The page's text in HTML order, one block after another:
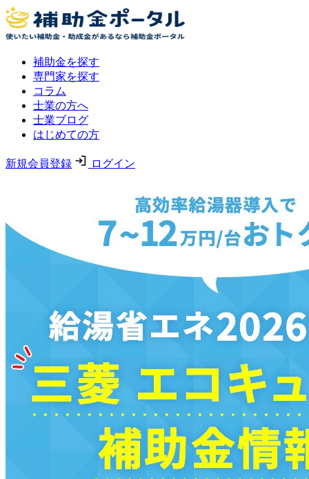
補助金を探す
専門家を探す
コラム
士業の方へ
士業ブログ
はじめての方
新規会員登録 ログイン